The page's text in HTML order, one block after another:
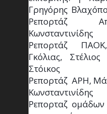
Γρηγόρης
Ρεπορτάζ
Ρεπορτάζ
Γκόλιας,
Στόικος
Ρεπορτάζ  ΑΡΗ,
Κωνσταντινίδης
Ρεπορταζ